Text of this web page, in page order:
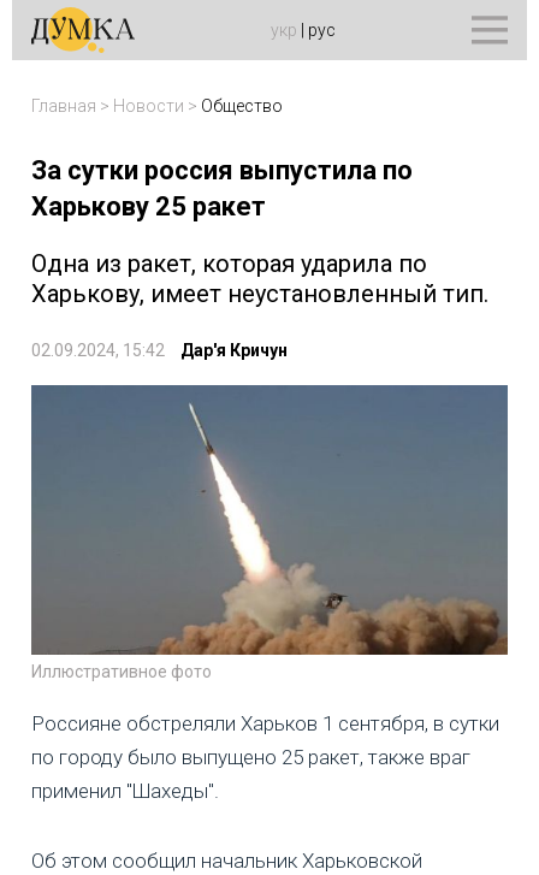
укр рус
Главная > Новости > Общество
За сутки россия выпустила по
Харькову 25 ракет
Одна из ракет, которая ударила по
Харькову, имеет неустановленный тип.
02.09.2024, 15:42 Дар'я Кричун
Иллюстративное фото
Россияне обстреляли Харьков 1 сентября, в сутки
по городу было выпущено 25 ракет, также враг
применил "Шахеды".
Об этом сообщил начальник Харьковской